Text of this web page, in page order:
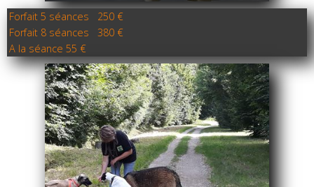
Forfait 5 séances 250 €
Forfait 8 séances 380 €
A la séance 55 €